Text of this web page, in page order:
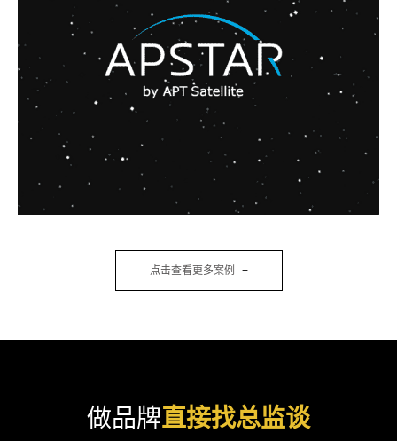
点击查看更多案例
做品牌直接找总监谈